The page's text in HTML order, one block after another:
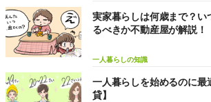
一人暮らしの知識
実家暮らしは何歳まで？い
るべきか不動産屋が解説！
一人暮らしを始めるのに最
貸】